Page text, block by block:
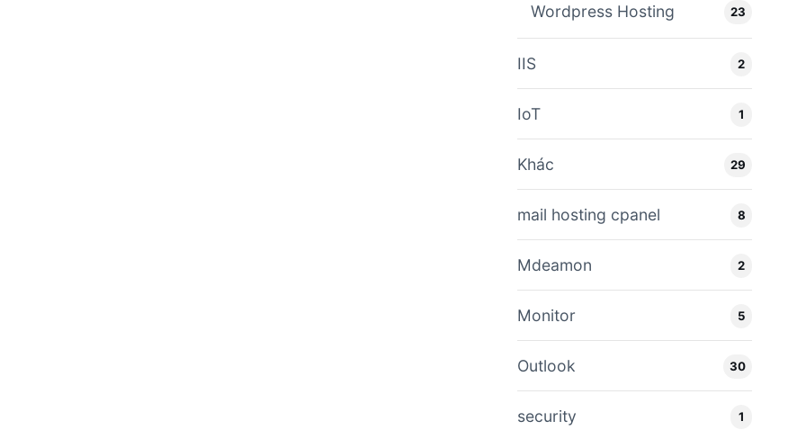
Wordpress Hosting 23
IIS 2
IoT 1
Khác 29
mail hosting cpanel 8
Mdeamon 2
Monitor 5
Outlook 30
security 1